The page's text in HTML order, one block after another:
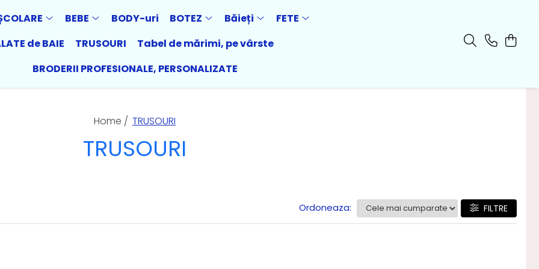
BEBE BODY-uri BOTEZ Băieți
FETE
de BAIE
TRUSOURI
Tabel de mărimi, pe vârste
BRODERII PROFESIONALE, PERSONALIZATE
Home / TRUSOURI
TRUSOURI
FILTRE
Ordoneaza: